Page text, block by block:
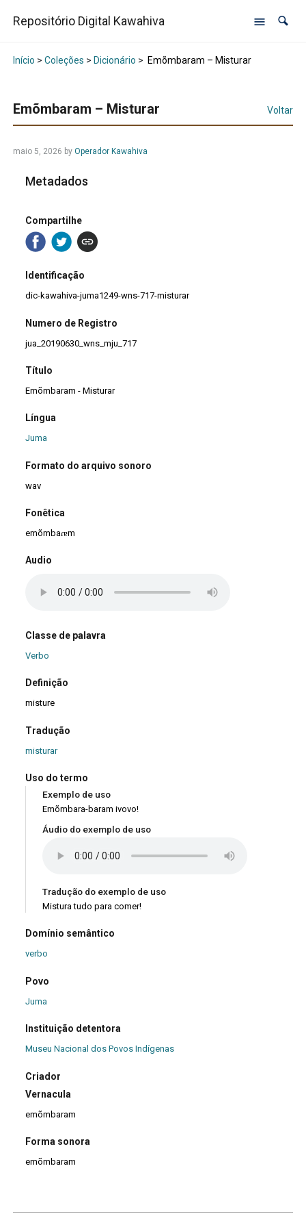
Repositório Digital Kawahiva
Início > Coleções > Dicionário > Emõmbaram – Misturar
Emõmbaram – Misturar Voltar
maio 5, 2026 by Operador Kawahiva
Metadados
Compartilhe
Identificação
dic-kawahiva-juma1249-wns-717-misturar
Numero de Registro
jua_20190630_wns_mju_717
Título
Emõmbaram - Misturar
Língua
Juma
Formato do arquivo sonoro
wav
Fonêtica
emõmbaɾɐm
Audio
Classe de palavra
Verbo
Definição
misture
Tradução
misturar
Uso do termo
Exemplo de uso
Emõmbara-baram ivovo!
Áudio do exemplo de uso
Tradução do exemplo de uso
Mistura tudo para comer!
Domínio semântico
verbo
Povo
Juma
Instituição detentora
Museu Nacional dos Povos Indígenas
Criador
Vernacula
emõmbaram
Forma sonora
emõmbaram